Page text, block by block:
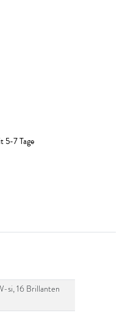
5-7 Tage
si, 16 Brillanten